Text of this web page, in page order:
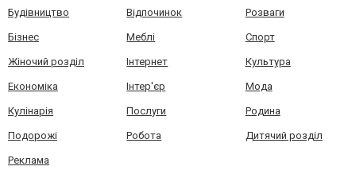
Будівництво Відпочинок Розваги
Бізнес Меблі Спорт
Жіночий розділ Інтернет Культура
Економіка Інтер'єр Мода
Кулінарія Послуги Родина
Подорожі Робота Дитячий розділ
Реклама